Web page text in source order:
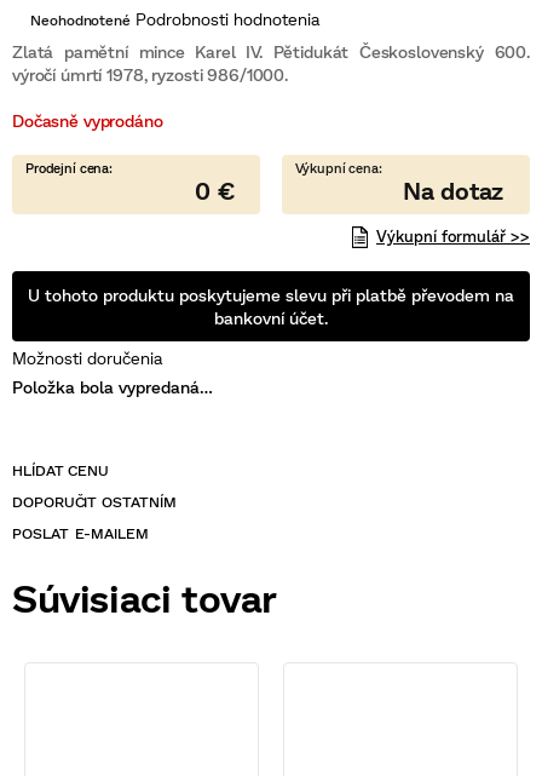
Dočasně vyprodáno
Možnosti doručenia
Položka bola vypredaná…
Zlatá pamětní mince Karel IV. Pětidukát Československý 600.
výročí úmrtí 1978, ryzosti 986/1000.
POSLAT
Priemerné
produktu
je
0,0
5
Neohodnotené Podrobnosti hodnotenia
0 €
Výkupní formulář >>
U tohoto produktu poskytujeme slevu při platbě převodem na
bankovní účet.
Súvisiaci tovar